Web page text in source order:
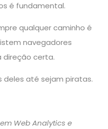
é fundamental.
qualquer caminho é
navegadores
direção certa.
deles até sejam piratas.
Web Analytics e